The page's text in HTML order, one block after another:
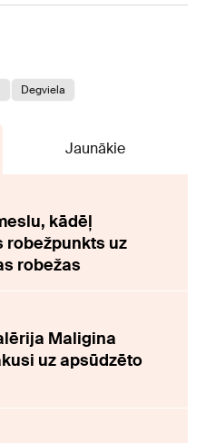
Degviela
Jaunākie
kādēļ
uz
robežas
Maligina
uz apsūdzēto